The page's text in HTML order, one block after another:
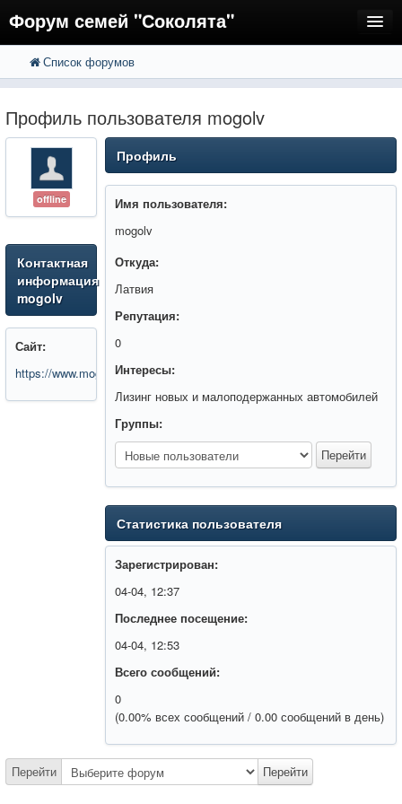
Форум семей "Соколята"
FAQ
Регистрация
Вход
Список форумов
Профиль пользователя mogolv
offline
Контактная
информация
mogolv
Сайт:
https://www.mogo.lv/
Профиль
Имя пользователя:
mogolv
Откуда:
Латвия
Репутация:
0
Интересы:
Лизинг новых и малоподержанных автомобилей
Группы:
Статистика пользователя
Зарегистрирован:
04-04, 12:37
Последнее посещение:
04-04, 12:53
Всего сообщений:
0
(0.00% всех сообщений / 0.00 сообщений в день)
Перейти Перейти